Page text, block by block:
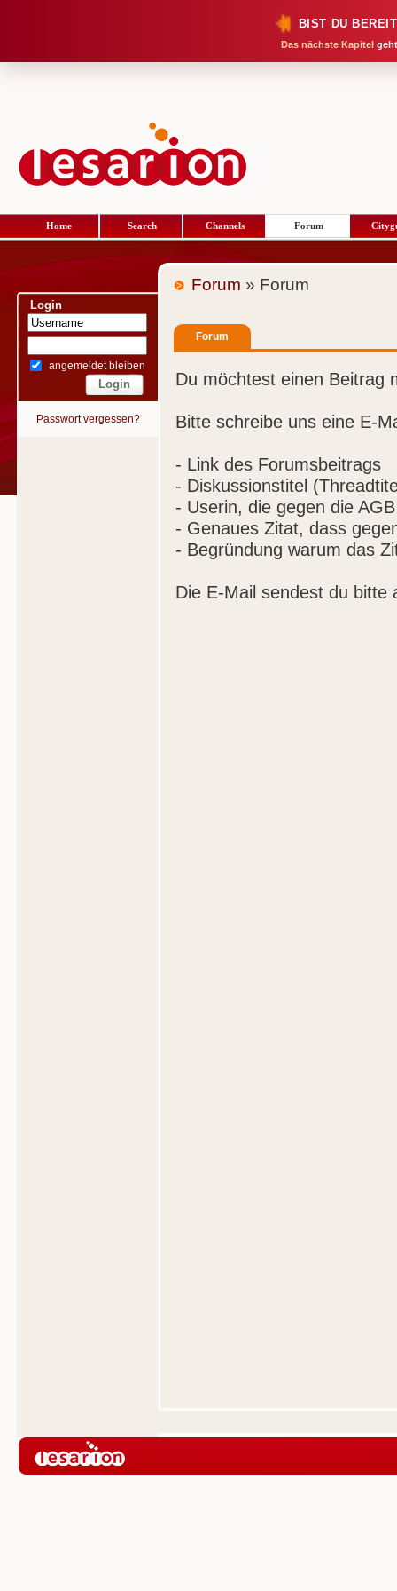
BIST DU
Das nächste Kapitel
Home Search Channels Forum
Login
angemeldet bleiben
Passwort vergessen?
Forum » Forum
Forum
Du möchtest einen Beitrag
Bitte schreibe uns eine E-
- Link des Forumsbeitrags
- Diskussionstitel
- Userin, die gegen die
- Genaues Zitat, dass
- Begründung warum das
Die E-Mail sendest du bitte